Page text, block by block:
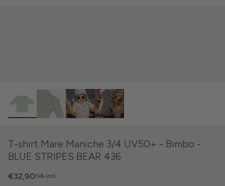
T-shirt Mare Maniche 3/4 UV50+ - Bimbo -
BLUE STRIPES BEAR 436
IVA incl.
€32,90